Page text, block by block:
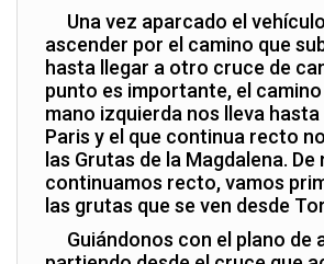
Una vez aparcado el
ascender por el camino que
hasta llegar a otro cruce de
punto es importante, el camino
mano izquierda nos lleva hasta
Paris y el que continua recto
las Grutas de la Magdalena.
continuamos recto, vamos
las grutas que se ven desde
Guiándonos con el plano de